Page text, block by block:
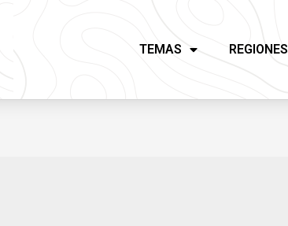
TEMAS REGIONES